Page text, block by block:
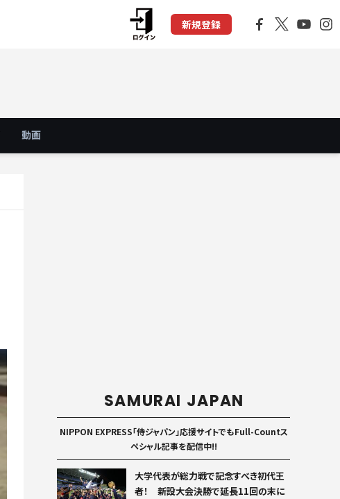
新規登録
動画
SAMURAI JAPAN
NIPPON EXPRESS「侍ジャパン」応援サイトでもFull-Countス
ペシャル記事を配信中!!
大学代表が総力戦で記念すべき初代王
者！ 新設大会決勝で延長11回の末に